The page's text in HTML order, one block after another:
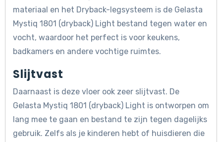
materiaal en het Dryback-legsysteem is de Gelasta
Mystiq 1801 (dryback) Light bestand tegen water en
vocht, waardoor het perfect is voor keukens,
badkamers en andere vochtige ruimtes.
Slijtvast
Daarnaast is deze vloer ook zeer slijtvast. De
Gelasta Mystiq 1801 (dryback) Light is ontworpen om
lang mee te gaan en bestand te zijn tegen dagelijks
gebruik. Zelfs als je kinderen hebt of huisdieren die